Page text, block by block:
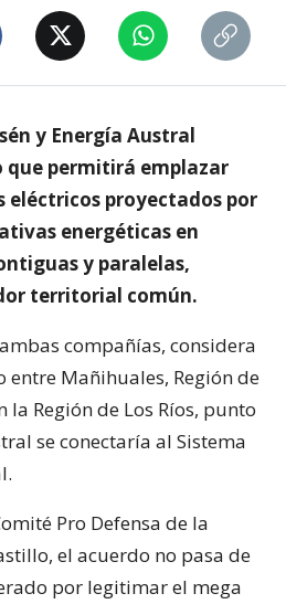
y Energía Austral
permitirá emplazar
eléctricos proyectados por
energéticas en
y paralelas,
territorial común.
compañías, considera
Mañihuales, Región de
la Región de Los Ríos, punto
se conectaría al Sistema
Pro Defensa de la
el acuerdo no pasa de
por legitimar el mega